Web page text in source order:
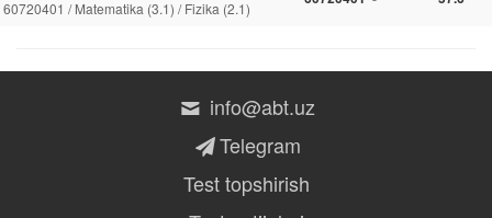
60720401 / Matematika (3.1) / Fizika (2.1)
info@abt.uz
Telegram
Test topshirish